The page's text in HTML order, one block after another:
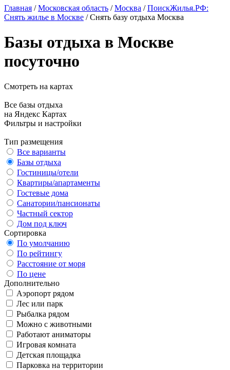
Главная /Московская область /Москва /ПоискЖилья.РФ:
Снять жилье в Москве / Снять базу отдыха Москва
Базы отдыха в Москве
посуточно
Смотреть на картах
Все базы отдыха
на Яндекс Картах
Фильтры и настройки
Тип размещения
Все варианты
Базы отдыха
Гостиницы/отели
Квартиры/апартаменты
Гостевые дома
Санатории/пансионаты
Частный сектор
Дом под ключ
Сортировка
По умолчанию
По рейтингу
Расстояние от моря
По цене
Дополнительно
Аэропорт рядом
Лес или парк
Рыбалка рядом
Можно с животными
Работают аниматоры
Игровая комната
Детская площадка
Парковка на территории